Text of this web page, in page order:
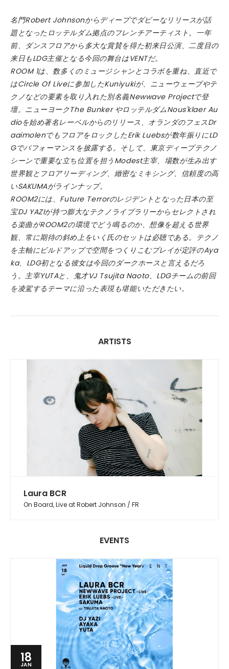
名門Robert Johnsonからディープでダビーなリリースが話
題となったロッテルダム拠点のフレンチアーティスト。一年
前、ダンスフロアから多大な賞賛を得た初来日公演、二度目の
来日もLDG主催となる今回の舞台はVENTだ。
ROOM 1は、数多くのミュージシャンとコラボを重ね、直近で
はCircle Of Liveに参加したKuniyukiが、ニューウェーブやテ
クノなどの要素を取り入れた別名義Newwave Projectで登
壇。ニューヨークThe Bunker やロッテルダムNous'klaer Au
dioを始め著名レーベルからのリリース、オランダのフェスDr
aaimolenでもフロアをロックしたErik Luebsが数年振りにLD
Gでパフォーマンスを披露する。そして、東京ディープテクノ
シーンで重要な立ち位置を担うModest主宰、場数が生み出す
世界観とフロアリーディング、緻密なミキシング、信頼度の高
いSAKUMAがラインナップ。
ROOM2には、Future Terrorのレジデントとなった日本の至
宝DJ YAZIが持つ膨大なテクノライブラリーからセレクトされ
る楽曲がROOM2の環境でどう鳴るのか、想像を超える世界
観、常に期待の斜め上をいく氏のセットは必聴である。テクノ
を主軸にビルドアップで空間をつくりこむプレイが定評のAya
ka、LDG初となる彼女は今回のダークホースと言えるだろ
う。主宰YUTAと、鬼才VJ Tsujita Naoto、LDGチームの前回
を凌駕するテーマに沿った表現も堪能いただきたい。
ARTISTS
Laura BCR
On Board, Live at Robert Johnson / FR
EVENTS
18
JAN